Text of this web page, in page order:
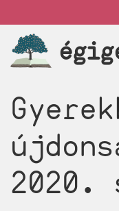
a
tartalomra
My
account
2020.